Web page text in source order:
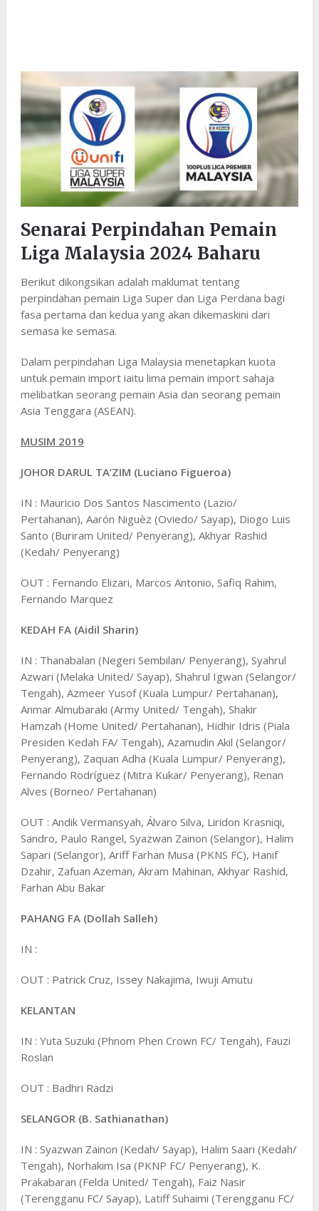
Senarai Perpindahan Pemain
Liga Malaysia 2024 Baharu
Berikut dikongsikan adalah maklumat tentang
perpindahan pemain Liga Super dan Liga Perdana bagi
fasa pertama dan kedua yang akan dikemaskini dari
semasa ke semasa.
Dalam perpindahan Liga Malaysia menetapkan kuota
untuk pemain import iaitu lima pemain import sahaja
melibatkan seorang pemain Asia dan seorang pemain
Asia Tenggara (ASEAN).
MUSIM 2019
JOHOR DARUL TA’ZIM (Luciano Figueroa)
IN : Mauricio Dos Santos Nascimento (Lazio/
Pertahanan), Aarón Niguèz (Oviedo/ Sayap), Diogo Luis
Santo (Buriram United/ Penyerang), Akhyar Rashid
(Kedah/ Penyerang)
OUT : Fernando Elizari, Marcos Antonio, Safiq Rahim,
Fernando Marquez
KEDAH FA (Aidil Sharin)
IN : Thanabalan (Negeri Sembilan/ Penyerang), Syahrul
Azwari (Melaka United/ Sayap), Shahrul Igwan (Selangor/
Tengah), Azmeer Yusof (Kuala Lumpur/ Pertahanan),
Anmar Almubaraki (Army United/ Tengah), Shakir
Hamzah (Home United/ Pertahanan), Hidhir Idris (Piala
Presiden Kedah FA/ Tengah), Azamudin Akil (Selangor/
Penyerang), Zaquan Adha (Kuala Lumpur/ Penyerang),
Fernando Rodríguez (Mitra Kukar/ Penyerang), Renan
Alves (Borneo/ Pertahanan)
OUT : Andik Vermansyah, Álvaro Silva, Liridon Krasniqi,
Sandro, Paulo Rangel, Syazwan Zainon (Selangor), Halim
Sapari (Selangor), Ariff Farhan Musa (PKNS FC), Hanif
Dzahir, Zafuan Azeman, Akram Mahinan, Akhyar Rashid,
Farhan Abu Bakar
PAHANG FA (Dollah Salleh)
IN :
OUT : Patrick Cruz, Issey Nakajima, Iwuji Amutu
KELANTAN
IN : Yuta Suzuki (Phnom Phen Crown FC/ Tengah), Fauzi
Roslan
OUT : Badhri Radzi
SELANGOR (B. Sathianathan)
IN : Syazwan Zainon (Kedah/ Sayap), Halim Saari (Kedah/
Tengah), Norhakim Isa (PKNP FC/ Penyerang), K.
Prakabaran (Felda United/ Tengah), Faiz Nasir
(Terengganu FC/ Sayap), Latiff Suhaimi (Terengganu FC/